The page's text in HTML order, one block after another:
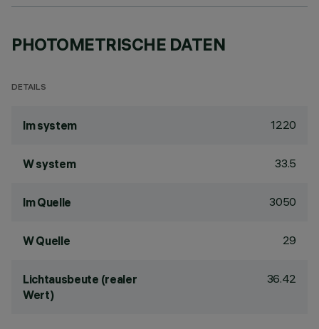
PHOTOMETRISCHE DATEN
DETAILS
lm system 1220
W system 33.5
lm Quelle 3050
W Quelle 29
Lichtausbeute (realer
Wert)
36.42